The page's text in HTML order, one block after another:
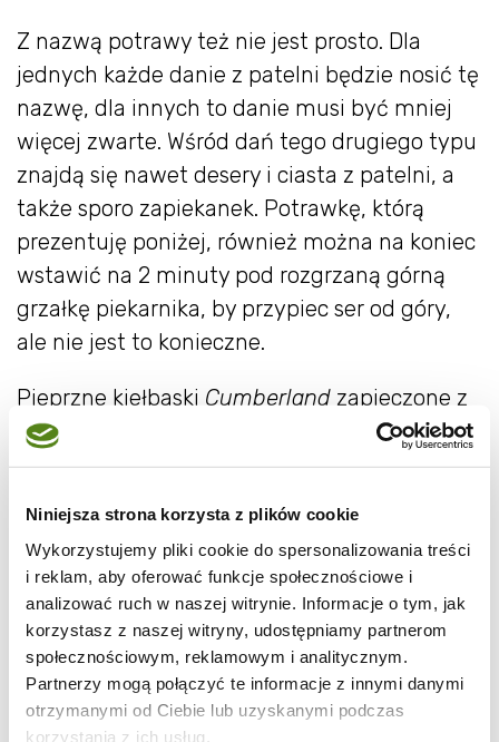
Niniejsza strona korzysta z plików cookie
Wykorzystujemy pliki cookie do spersonalizowania treści
i reklam, aby oferować funkcje społecznościowe i
analizować ruch w naszej witrynie. Informacje o tym, jak
korzystasz z naszej witryny, udostępniamy partnerom
społecznościowym, reklamowym i analitycznym.
Partnerzy mogą połączyć te informacje z innymi danymi
otrzymanymi od Ciebie lub uzyskanymi podczas
korzystania z ich usług.
Z nazwą potrawy też nie jest prosto. Dla
jednych każde danie z patelni będzie nosić tę
nazwę, dla innych to danie musi być mniej
więcej zwarte. Wśród dań tego drugiego typu
znajdą się nawet desery i ciasta z patelni, a
także sporo zapiekanek. Potrawkę, którą
prezentuję poniżej, również można na koniec
wstawić na 2 minuty pod rozgrzaną górną
grzałkę piekarnika, by przypiec ser od góry,
ale nie jest to konieczne.
Pieprzne kiełbaski Cumberland zapieczone z
ziemniakami i jajkami dają całkiem solidną
potrawę, którą można przełamać zieloną
Danie najlepsze jest na ciepło, dla smaku i
koloru przybrane natką pietruszki.